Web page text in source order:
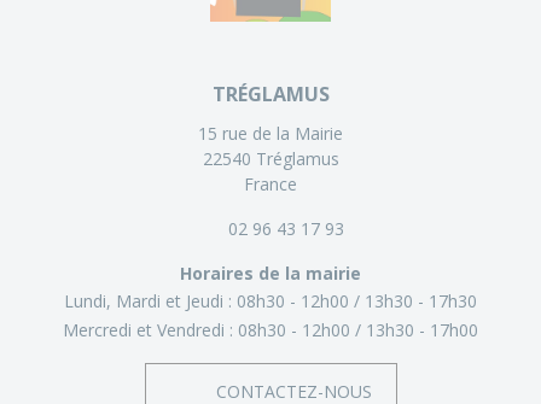
TRÉGLAMUS
15 rue de la Mairie
22540 Tréglamus
France
02 96 43 17 93
Horaires de la mairie
Lundi, Mardi et Jeudi : 08h30 - 12h00
13h30 - 17h30
Mercredi et Vendredi : 08h30 - 12h00 13h30 - 17h00
CONTACTEZ-NOUS